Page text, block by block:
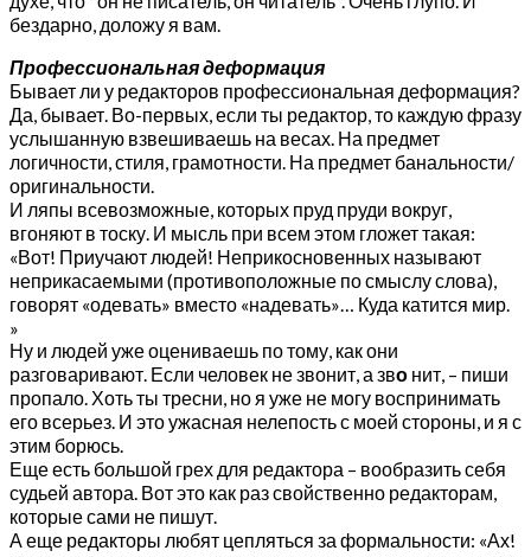
бездарно, доложу я вам.
Профессиональная деформация
Бывает ли у редакторов профессиональная деформация?
Да, бывает. Во-первых, если ты редактор, то каждую фразу
услышанную взвешиваешь на весах. На предмет
логичности, стиля, грамотности. На предмет банальности/
оригинальности.
И ляпы всевозможные, которых пруд пруди вокруг,
вгоняют в тоску. И мысль при всем этом гложет такая:
«Вот! Приучают людей! Неприкосновенных называют
неприкасаемыми (противоположные по смыслу слова),
говорят «одевать» вместо «надевать»… Куда катится мир.
»
Ну и людей уже оцениваешь по тому, как они
разговаривают. Если человек не звонит, а зво нит, – пиши
пропало. Хоть ты тресни, но я уже не могу воспринимать
его всерьез. И это ужасная нелепость с моей стороны, и я с
этим борюсь.
Еще есть большой грех для редактора – вообразить себя
судьей автора. Вот это как раз свойственно редакторам,
которые сами не пишут.
А еще редакторы любят цепляться за формальности: «Ах!